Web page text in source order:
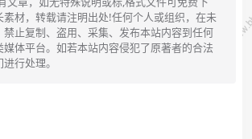
材，转载请注明出处!任何个人或组织，在未
止复制、盗用、采集、发布本站内容到任何
媒体平台。如若本站内容侵犯了原著者的合法
行处理。